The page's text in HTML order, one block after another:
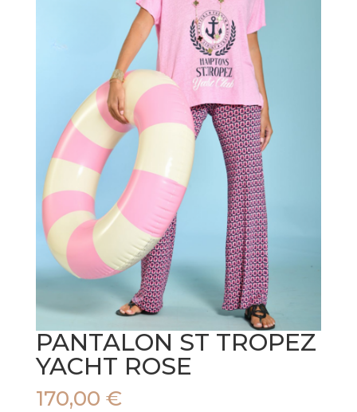
PANTALON ST TROPEZ
YACHT ROSE
170,00 €